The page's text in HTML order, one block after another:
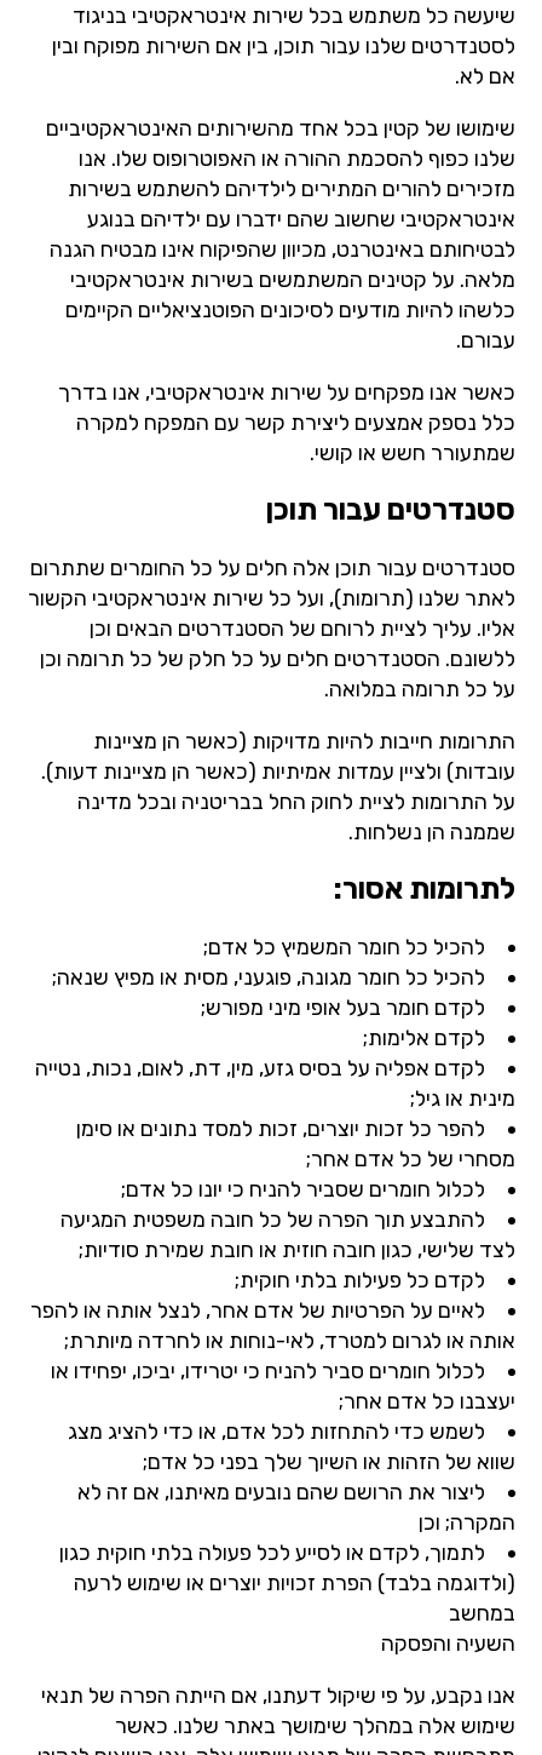
שיעשה כל משתמש בכל שירות אינטראקטיבי בניגוד
לסטנדרטים שלנו עבור תוכן, בין אם השירות מפוקח ובין
אם לא.
שימושו של קטין בכל אחד מהשירותים האינטראקטיביים
שלנו כפוף להסכמת ההורה או האפוטרופוס שלו. אנו
מזכירים להורים המתירים לילדיהם להשתמש בשירות
אינטראקטיבי שחשוב שהם ידברו עם ילדיהם בנוגע
לבטיחותם באינטרנט, מכיוון שהפיקוח אינו מבטיח הגנה
מלאה. על קטינים המשתמשים בשירות אינטראקטיבי
כלשהו להיות מודעים לסיכונים הפוטנציאליים הקיימים
עבורם.
כאשר אנו מפקחים על שירות אינטראקטיבי, אנו בדרך
כלל נספק אמצעים ליצירת קשר עם המפקח למקרה
שמתעורר חשש או קושי.
סטנדרטים עבור תוכן
סטנדרטים עבור תוכן אלה חלים על כל החומרים שתתרום
לאתר שלנו (תרומות), ועל כל שירות אינטראקטיבי הקשור
אליו. עליך לציית לרוחם של הסטנדרטים הבאים וכן
ללשונם. הסטנדרטים חלים על כל חלק של כל תרומה וכן
על כל תרומה במלואה.
התרומות חייבות להיות מדויקות (כאשר הן מציינות
עובדות) ולציין עמדות אמיתיות (כאשר הן מציינות דעות).
על התרומות לציית לחוק החל בבריטניה ובכל מדינה
שממנה הן נשלחות.
לתרומות אסור:
להכיל כל חומר המשמיץ כל אדם;
להכיל כל חומר מגונה, פוגעני, מסית או מפיץ שנאה;
לקדם חומר בעל אופי מיני מפורש;
לקדם אלימות;
לקדם אפליה על בסיס גזע, מין, דת, לאום, נכות, נטייה
מינית או גיל;
להפר כל זכות יוצרים, זכות למסד נתונים או סימן
מסחרי של כל אדם אחר;
לכלול חומרים שסביר להניח כי יונו כל אדם;
להתבצע תוך הפרה של כל חובה משפטית המגיעה
לצד שלישי, כגון חובה חוזית או חובת שמירת סודיות;
לקדם כל פעילות בלתי חוקית;
לאיים על הפרטיות של אדם אחר, לנצל אותה או להפר
אותה או לגרום למטרד, לאי-נוחות או לחרדה מיותרת;
לכלול חומרים סביר להניח כי יטרידו, יביכו, יפחידו או
יעצבנו כל אדם אחר;
לשמש כדי להתחזות לכל אדם, או כדי להציג מצג
שווא של הזהות או השיוך שלך בפני כל אדם;
ליצור את הרושם שהם נובעים מאיתנו, אם זה לא
המקרה; וכן
לתמוך, לקדם או לסייע לכל פעולה בלתי חוקית כגון
(ולדוגמה בלבד) הפרת זכויות יוצרים או שימוש לרעה
במחשב
השעיה והפסקה
אנו נקבע, על פי שיקול דעתנו, אם הייתה הפרה של תנאי
שימוש אלה במהלך שימושך באתר שלנו. כאשר